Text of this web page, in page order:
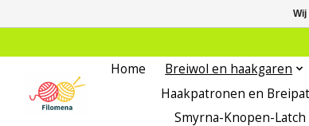
Home Breiwol en haakgaren
Haakpatronen en
Smyrna-Knopen-
Wij